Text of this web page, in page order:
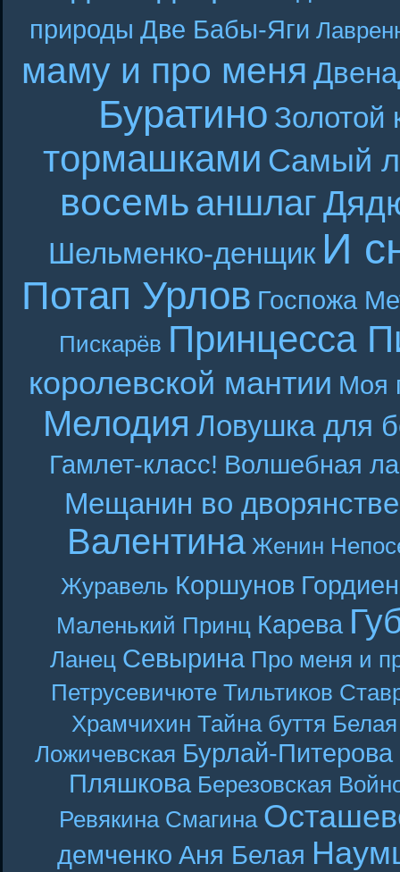
природы Две Бабы-Яги
маму и про меня
Буратино Золотой
тормашками Самый
восемьаншлаг
Шельменко-денщик И
Потап Урлов Госпожа
Пискарёв Принцесса
королевской мантии Моя
Мелодия Ловушка для
Гамлет-класс! Волшебная
Мещанин во дворянстве
Валентина Женин
Журавель Коршунов
Маленький Принц Карева
Ланец Севырина Про меня и
Петрусевичюте Тильтиков
Храмчихин Тайна буття
Ложичевская Бурлай-Питерова
Пляшкова Березовская
Ревякина Смагина
демченко Аня Белая